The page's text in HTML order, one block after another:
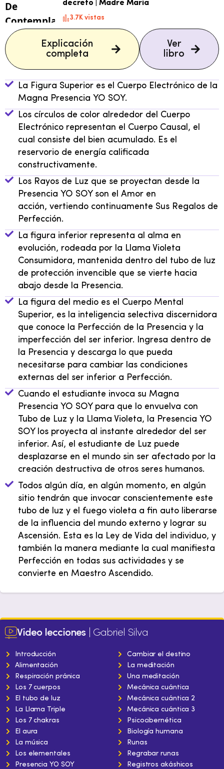
La Figura Superior es el Cuerpo Electrónico de la
Magna Presencia YO SOY.
Los círculos de color alrededor del Cuerpo
Electrónico representan el Cuerpo Causal, el
cual consiste del bien acumulado. Es el
reservorio de energía calificada
constructivamente.
Los Rayos de Luz que se proyectan desde la
Presencia YO SOY son el Amor en
acción, vertiendo continuamente Sus Regalos de
Perfección.
La figura inferior representa al alma en
evolución, rodeada por la Llama Violeta
Consumidora, mantenida dentro del tubo de luz
de protección invencible que se vierte hacia
abajo desde la Presencia.
La figura del medio es el Cuerpo Mental
Superior, es la inteligencia selectiva discernidora
que conoce la Perfección de la Presencia y la
imperfección del ser inferior. Ingresa dentro de
la Presencia y descarga lo que pueda
necesitarse para cambiar las condiciones
externas del ser inferior a Perfección.
Cuando el estudiante invoca su Magna
Presencia YO SOY para que lo envuelva con
Tubo de Luz y la Llama Violeta, la Presencia YO
SOY los proyecta al instante alrededor del ser
inferior. Así, el estudiante de Luz puede
desplazarse en el mundo sin ser afectado por la
creación destructiva de otros seres humanos.
Todos algún día, en algún momento, en algún
sitio tendrán que invocar conscientemente este
tubo de luz y el fuego violeta a fin auto liberarse
de la influencia del mundo externo y lograr su
Ascensión. Esta es la Ley de Vida del individuo, y
también la manera mediante la cual manifiesta
Perfección en todas sus actividades y se
convierte en Maestro Ascendido.
decreto | Madre María
3.7K vistas
Explicación
completa
Ver
libro
Video lecciones | Gabriel Silva
Introducción
Alimentación
Respiración pránica
Los 7 cuerpos
El tubo de luz
La Llama Triple
Los 7 chakras
El aura
La música
Los elementales
Presencia YO SOY
Cambiar el destino
La meditación
Una meditación
Mecánica cuántica
Mecánica cuántica 2
Mecánica cuántica 3
Psicocibernética
Biología humana
Runas
Regrabar runas
Registros akáshicos